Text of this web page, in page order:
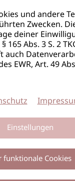
und andere
Zwecken.
deiner
165 Abs. 3 S. 2
auch
EWR, Art. 49
Einstellungen
funktionale Cookies